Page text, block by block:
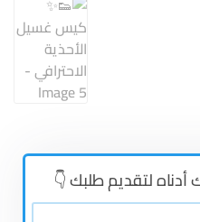
أدناه لتقديم طلبك 👇